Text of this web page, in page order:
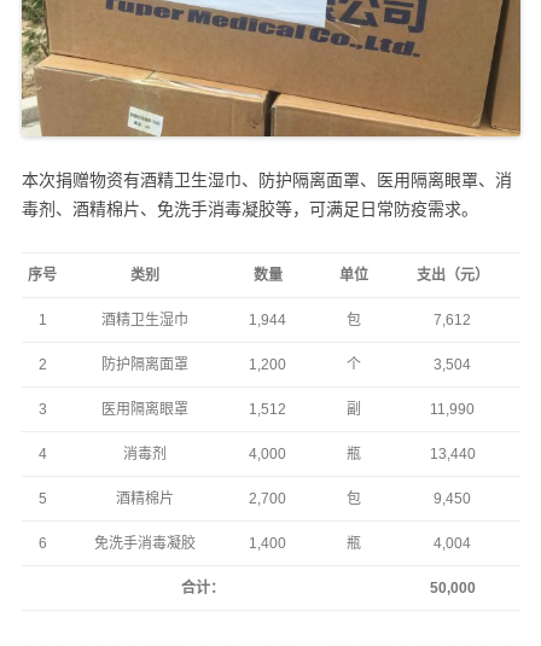
本次捐赠物资有酒精卫生湿巾、防护隔离面罩、医用隔离眼罩、消
毒剂、酒精棉片、免洗手消毒凝胶等，可满足日常防疫需求。
序号 类别 数量 单位 支出（元）
1 酒精卫生湿巾 1,944 包 7,612
2 防护隔离面罩 1,200 个 3,504
3 医用隔离眼罩 1,512 副 11,990
4 消毒剂 4,000 瓶 13,440
5 酒精棉片 2,700 包 9,450
6 免洗手消毒凝胶 1,400 瓶 4,004
合计： 50,000